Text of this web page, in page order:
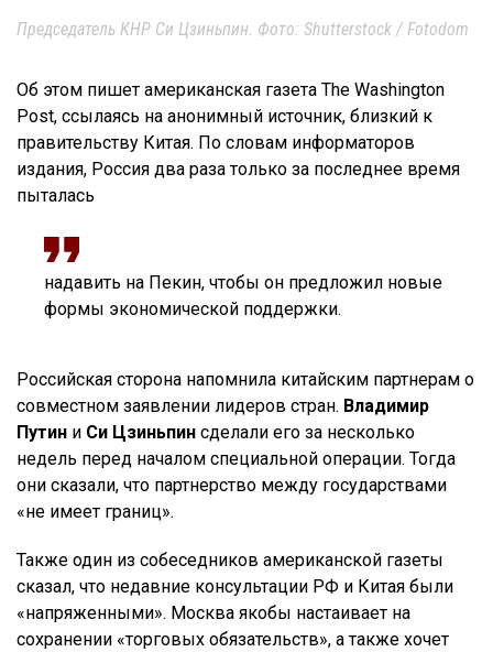
Председатель КНР Си Цзиньпин. Фото: Shutterstock / Fotodom
Об этом пишет американская газета The Washington
Post, ссылаясь на анонимный источник, близкий к
правительству Китая. По словам информаторов
издания, Россия два раза только за последнее время
пыталась
надавить на Пекин, чтобы он предложил новые
формы экономической поддержки.
Российская сторона напомнила китайским партнерам о
совместном заявлении лидеров стран. Владимир
Путин и Си Цзиньпин сделали его за несколько
недель перед началом специальной операции. Тогда
они сказали, что партнерство между государствами
«не имеет границ».
Также один из собеседников американской газеты
сказал, что недавние консультации РФ и Китая были
«напряженными». Москва якобы настаивает на
сохранении «торговых обязательств», а также хочет